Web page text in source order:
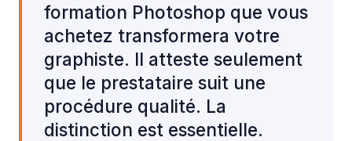
formation Photoshop que vous
achetez transformera votre
graphiste. Il atteste seulement
que le prestataire suit une
procédure qualité. La
distinction est essentielle.